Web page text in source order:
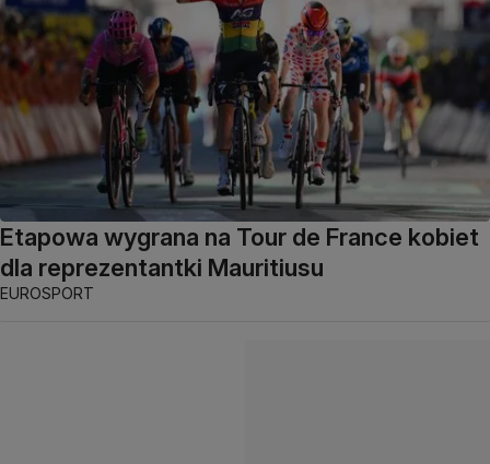
Etapowa wygrana na Tour de France kobiet
dla reprezentantki Mauritiusu
EUROSPORT